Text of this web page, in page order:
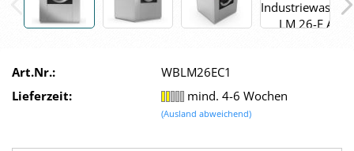
Art.Nr.:
WBLM26EC1
Lieferzeit:
mind. 4-6 Wochen
(Ausland abweichend)